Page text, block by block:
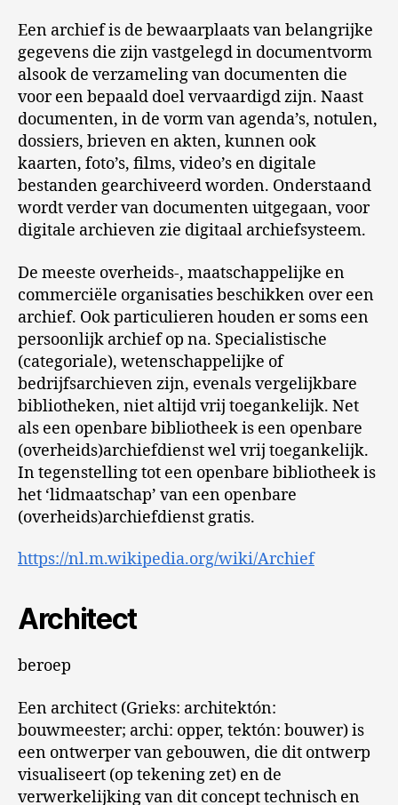
Een archief is de bewaarplaats van belangrijke
gegevens die zijn vastgelegd in documentvorm
alsook de verzameling van documenten die
voor een bepaald doel vervaardigd zijn. Naast
documenten, in de vorm van agenda’s, notulen,
dossiers, brieven en akten, kunnen ook
kaarten, foto’s, films, video’s en digitale
bestanden gearchiveerd worden. Onderstaand
wordt verder van documenten uitgegaan, voor
digitale archieven zie digitaal archiefsysteem.
De meeste overheids-, maatschappelijke en
commerciële organisaties beschikken over een
archief. Ook particulieren houden er soms een
persoonlijk archief op na. Specialistische
(categoriale), wetenschappelijke of
bedrijfsarchieven zijn, evenals vergelijkbare
bibliotheken, niet altijd vrij toegankelijk. Net
als een openbare bibliotheek is een openbare
(overheids)archiefdienst wel vrij toegankelijk.
In tegenstelling tot een openbare bibliotheek is
het ‘lidmaatschap’ van een openbare
(overheids)archiefdienst gratis.
https://nl.m.wikipedia.org/wiki/Archief
Architect
beroep
Een architect (Grieks: architektón:
bouwmeester; archi: opper, tektón: bouwer) is
een ontwerper van gebouwen, die dit ontwerp
visualiseert (op tekening zet) en de
verwerkelijking van dit concept technisch en